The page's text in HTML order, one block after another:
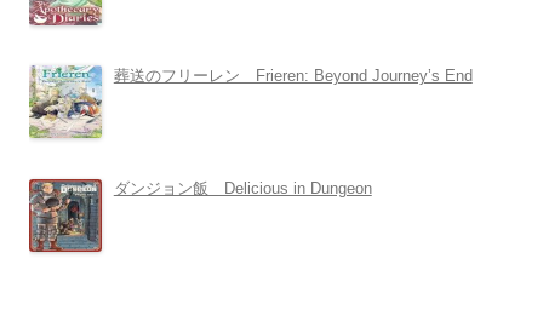
葬送のフリーレン Frieren: Beyond Journey’s End
ダンジョン飯 Delicious in Dungeon